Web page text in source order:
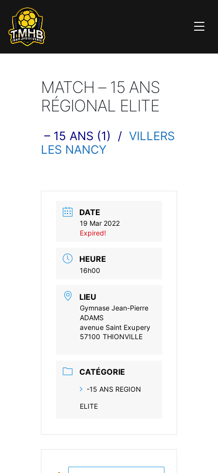
MATCH – 15 ANS
RÉGIONAL ELITE
– 15 ANS (1) / VILLERS
LES NANCY
DATE
19 Mar 2022
Expired!
HEURE
16h00
LIEU
Gymnase Jean-Pierre
ADAMS
avenue Saint Exupery
57100 THIONVILLE
CATÉGORIE
-15 ANS REGION
ELITE